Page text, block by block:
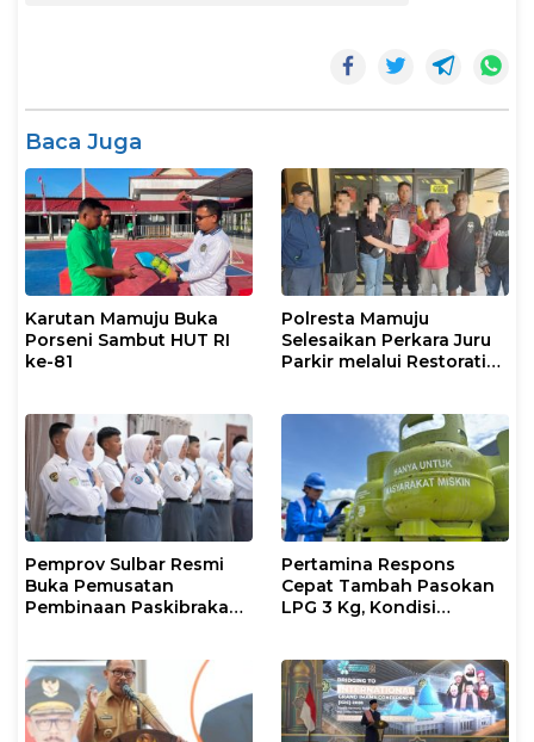
Baca Juga
Karutan Mamuju Buka
Porseni Sambut HUT RI
ke-81
Polresta Mamuju
Selesaikan Perkara Juru
Parkir melalui Restorative
Pemprov Sulbar Resmi
Buka Pemusatan
Pembinaan Paskibraka
Pertamina Respons
Cepat Tambah Pasokan
LPG 3 Kg, Kondisi